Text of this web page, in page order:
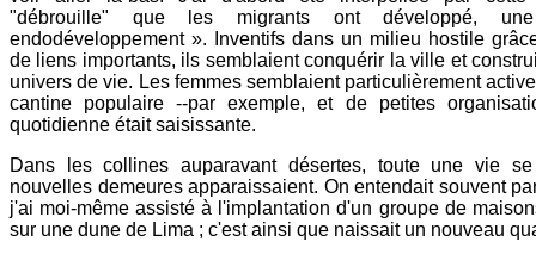
"débrouille" que les migrants ont développé,
endodéveloppement ». Inventifs dans un milieu hostile
de liens importants, ils semblaient conquérir la ville et
univers de vie. Les femmes semblaient particulièrement
cantine populaire --par exemple, et de petites
quotidienne était saisissante.
Dans les collines auparavant désertes, toute une vie
nouvelles demeures apparaissaient. On entendait souvent
j'ai moi-même assisté à l'implantation d'un groupe de
sur une dune de Lima ; c'est ainsi que naissait un nouveau